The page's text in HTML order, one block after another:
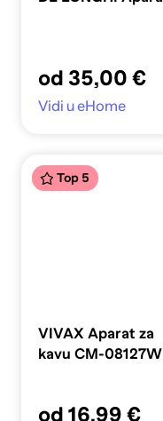
od 35,00 €
Vidi u eHome
Top 5
VIVAX Aparat za
kavu CM-08127W
od 16,99 €